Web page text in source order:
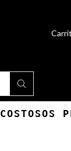
COSTOSOS